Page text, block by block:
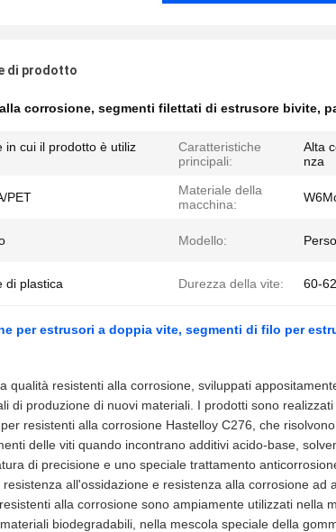
di prodotto
corrosione, segmenti filettati di estrusore bivite,
in cui il prodotto è utiliz
Caratteristiche
principali:
Alta
nza
PET
Materiale della
macchina:
Modello:
di plastica Durezza della vite: 60-62
per estrusori a doppia vite, segmenti di filo per
qualità resistenti alla corrosione, sviluppati
di produzione di nuovi materiali. I prodotti sono
resistenti alla corrosione Hastelloy C276, che
delle viti quando incontrano additivi acido-base,
di precisione e uno speciale trattamento
all'ossidazione e resistenza alla corrosione ad
alla corrosione sono ampiamente utilizzati nella
biodegradabili, nella mescola speciale della